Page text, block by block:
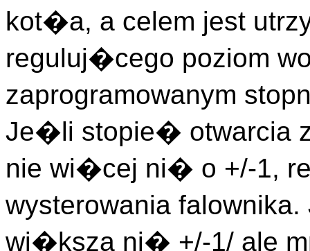
kot�a, a celem jest
reguluj�cego poziom
zaprogramowanym
Je�li stopie� otwarcia
nie wi�cej ni� o +/-1,
wysterowania
wi�ksza ni� +/-1/ ale